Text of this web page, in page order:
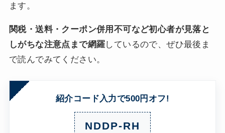
ます。
関税・送料・クーポン併用不可など初心者が見落と
しがちな注意点まで網羅しているので、ぜひ最後ま
で読んでみてください。
紹介コード入力で500円オフ!
NDDP-RH